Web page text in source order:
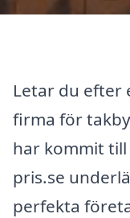
Letar du efter
firma för
har kommit
pris.se
perfekta